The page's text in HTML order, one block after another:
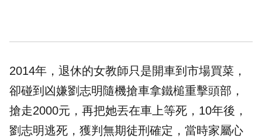
2014年，退休的女教師只是開車到市場買菜，
卻碰到凶嫌劉志明隨機搶車拿鐵槌重擊頭部，
搶走2000元，再把她丟在車上等死，10年後，
劉志明逃死，獲判無期徒刑確定，當時家屬心